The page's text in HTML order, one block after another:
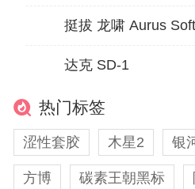
挺拔 龙啸 Aurus Soft
达克 SD-1
热门标签
涩性套胶 木星2 银
方博 碳素王朝黑标